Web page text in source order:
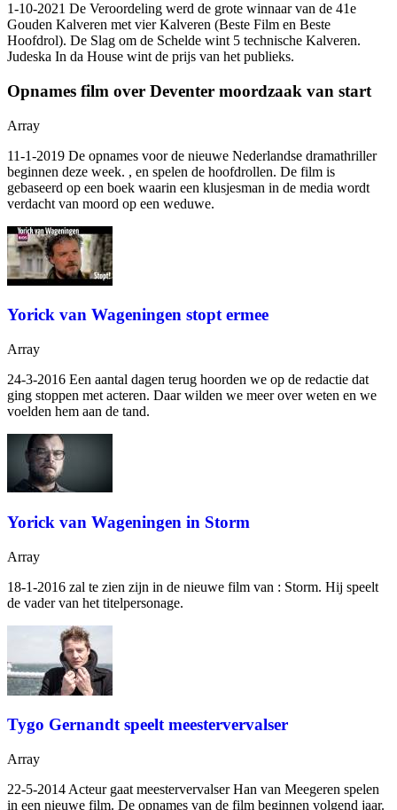
1-10-2021 De Veroordeling werd de grote winnaar van de 41e
Gouden Kalveren met vier Kalveren (Beste Film en Beste
Hoofdrol). De Slag om de Schelde wint 5 technische Kalveren.
Judeska In da House wint de prijs van het publieks.
Opnames film over Deventer moordzaak van start
Array
11-1-2019 De opnames voor de nieuwe Nederlandse dramathriller
beginnen deze week. , en spelen de hoofdrollen. De film is
gebaseerd op een boek waarin een klusjesman in de media wordt
verdacht van moord op een weduwe.
Yorick van Wageningen stopt ermee
Array
24-3-2016 Een aantal dagen terug hoorden we op de redactie dat
ging stoppen met acteren. Daar wilden we meer over weten en we
voelden hem aan de tand.
Yorick van Wageningen in Storm
Array
18-1-2016 zal te zien zijn in de nieuwe film van : Storm. Hij speelt
de vader van het titelpersonage.
Tygo Gernandt speelt meestervervalser
Array
22-5-2014 Acteur gaat meestervervalser Han van Meegeren spelen
in een nieuwe film. De opnames van de film beginnen volgend jaar.